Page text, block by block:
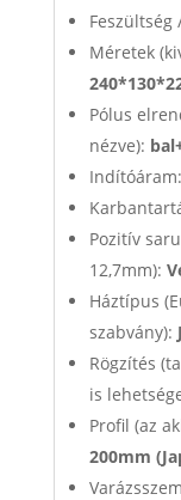
Feszültség
Méretek
Pólus
nézve):
Indítóáram:
Pozitív
12,7mm):
Háztípus
szabvány):
Rögzítés
is
Profil (az
200mm